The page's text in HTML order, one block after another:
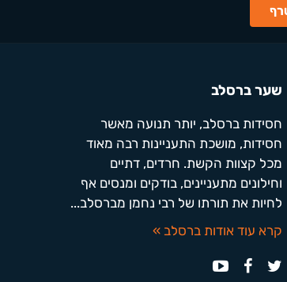
שער ברסלב
חסידות ברסלב, יותר תנועה מאשר
חסידות, מושכת התעניינות רבה מאוד
מכל קצוות הקשת. חרדים, דתיים
וחילונים מתעניינים, בודקים ומנסים אף
לחיות את תורתו של רבי נחמן מברסלב...
קרא עוד אודות ברסלב »